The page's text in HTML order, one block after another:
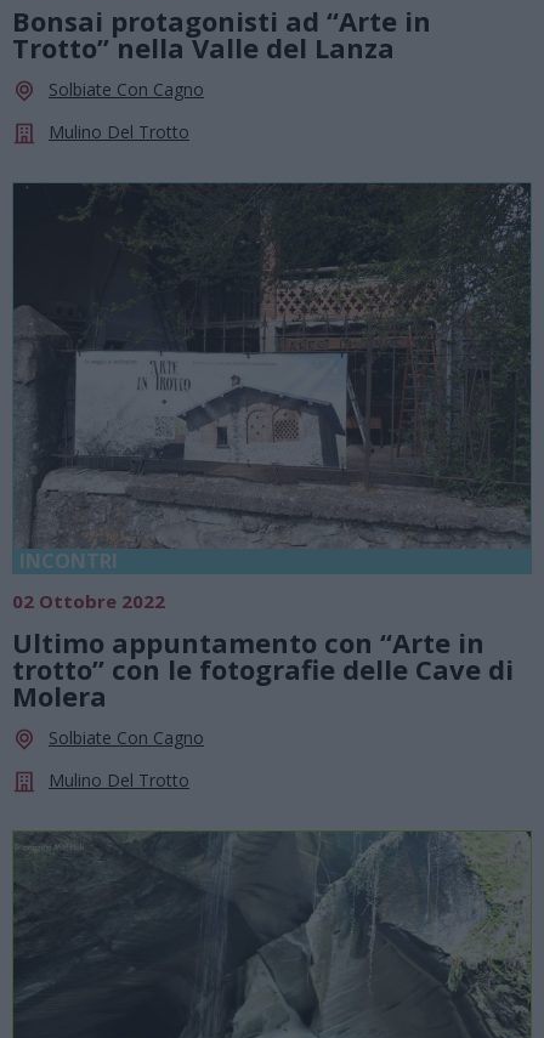
Bonsai protagonisti ad “Arte in
Trotto” nella Valle del Lanza
Solbiate Con Cagno
Mulino Del Trotto
INCONTRI
02 Ottobre 2022
Ultimo appuntamento con “Arte in
trotto” con le fotografie delle Cave di
Molera
Solbiate Con Cagno
Mulino Del Trotto